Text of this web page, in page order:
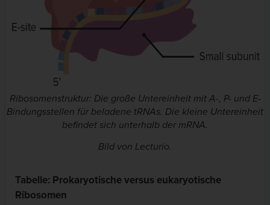
Ribosomenstruktur: Die große Untereinheit mit A-, P- und E-
Bindungsstellen für beladene tRNAs. Die kleine Untereinheit
befindet sich unterhalb der mRNA.
Bild von Lecturio.
Tabelle: Prokaryotische versus eukaryotische
Ribosomen